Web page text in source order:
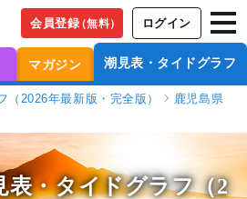
会員登録（無料） ログイン
マガジン 潮見表・タイドグラフ
2026年最新版・完全版）
鹿児島県
表・タイドグラフ（2